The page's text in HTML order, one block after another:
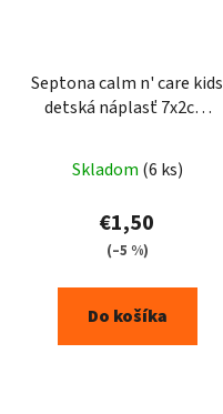
Septona calm n' care kids
detská náplasť 7x2cm
Skladom (6 ks)
€1,50
(–5 %)
Do košíka